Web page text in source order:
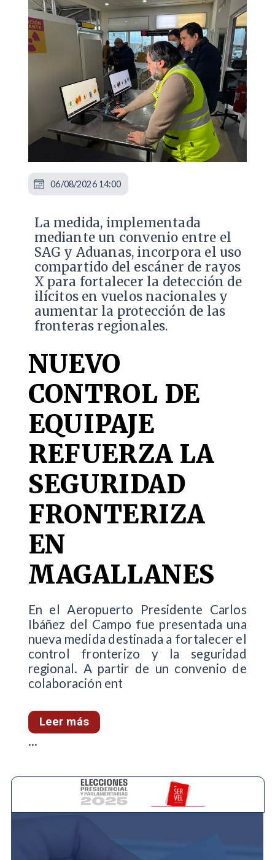
La medida, implementada
mediante un convenio entre el
SAG y Aduanas, incorpora el uso
compartido del escáner de rayos
X para fortalecer la detección de
ilícitos en vuelos nacionales y
aumentar la protección de las
fronteras regionales.
NUEVO
CONTROL DE
EQUIPAJE
REFUERZA LA
SEGURIDAD
FRONTERIZA
EN
MAGALLANES
En el Aeropuerto Presidente Carlos
Ibáñez del Campo fue presentada una
nueva medida destinada a fortalecer el
control fronterizo y la seguridad
regional. A partir de un convenio de
colaboración ent
Leer más
06/08/2026 14:00
...